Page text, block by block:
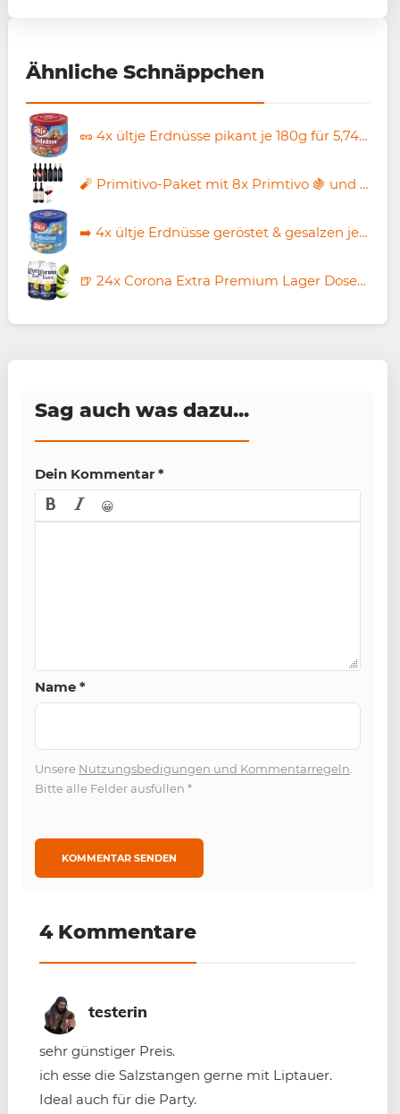
Ähnliche Schnäppchen
🥜 4x ültje Erdnüsse pikant je 180g für 5,74€ (statt 10€)
🧨 Primitivo-Paket mit 8x Primtivo 🍇 und 2 Zwiesel Gläsern 🍷 für 39,90€ (statt 102€)
➡️ 4x ültje Erdnüsse geröstet & gesalzen je 180g ab 5,74€ (statt 8€)
🍺 24x Corona Extra Premium Lager Dosenbier 🌵🇲🇽 ab 18,99€ (statt 29€) – 79 Cent pro Dose!
Sag auch was dazu...
Dein Kommentar *
😀
Name *
Unsere Nutzungsbedigungen und Kommentarregeln
Bitte alle Felder ausfüllen *
4 Kommentare
testerin
sehr günstiger Preis.
ich esse die Salzstangen gerne mit Liptauer.
Ideal auch für die Party.